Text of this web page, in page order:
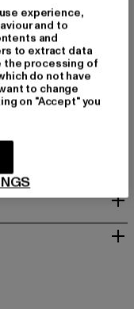
info@tbint.de
Ober-Ramstadt |
experience,
and to
and
to extract data
the processing of
do not have
to change
on "Accept" you